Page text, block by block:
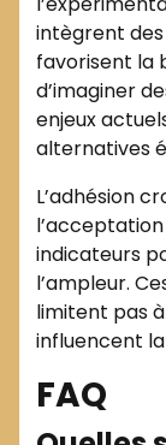
intègrent
favorisent la
d’imaginer
enjeux
alternatives
L’adhésion
indicateurs
l’ampleur.
limitent pas
influencent
FAQ